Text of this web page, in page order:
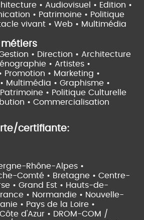
• Audiovisuel • Edition •
• Patrimoine • Politique
vivant • Web • Multimédia
• Direction • Architecture
• Artistes •
• Marketing •
Multimédia • Graphisme •
• Politique Culturelle
• Commercialisation
certifiante:
Rhône-Alpes •
Comté • Bretagne • Centre-
• Grand Est • Hauts-de-
• Normandie • Nouvelle-
• Pays de la Loire •
d'Azur • DROM-COM /